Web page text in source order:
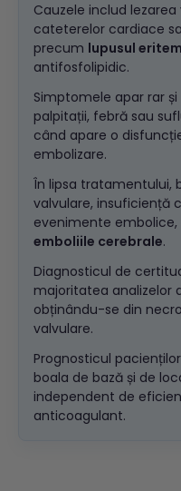
Cauzele includ
cateterelor cardiace
precum lupusul
antifosfolipidic.
Simptomele apar rar
palpitații, febră sau
când apare o
embolizare.
În lipsa tratamentului,
valvulare, insuficiență
evenimente
emboliile cerebrale.
Diagnosticul de
majoritatea analizelor
obținându-se din
valvulare.
Prognosticul
boala de bază și de
independent de
anticoagulant.